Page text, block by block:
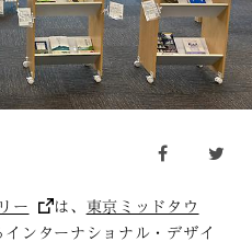
ー は、 東京ミッドタウ
インターナショナル・デザイ